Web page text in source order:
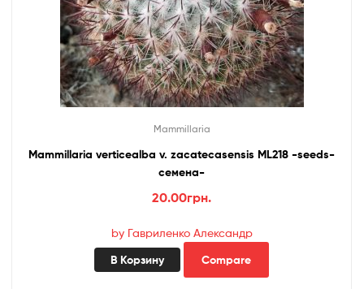
Mammillaria
Mammillaria verticealba v. zacatecasensis ML218 -seeds-
cемена-
20.00грн.
by Гавриленко Александр
В Корзину Compare